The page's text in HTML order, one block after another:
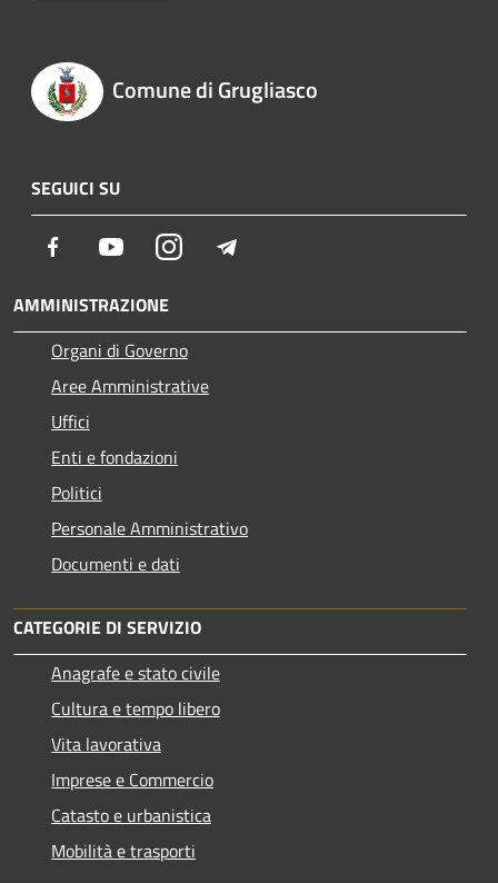
Comune di Grugliasco
SEGUICI SU
Facebook YoutubeInstagram
AMMINISTRAZIONE
Organi di Governo
Aree Amministrative
Uffici
Enti e fondazioni
Politici
Personale Amministrativo
Documenti e dati
CATEGORIE DI SERVIZIO
Anagrafe e stato civile
Cultura e tempo libero
Vita lavorativa
Imprese e Commercio
Catasto e urbanistica
Mobilità e trasporti